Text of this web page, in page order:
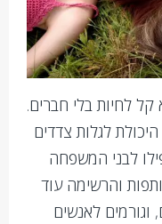
לחיות בלי חברים.
לגלות צדדים
לבני המשפחה
והרשימה עוד
וגורמים לאנשים